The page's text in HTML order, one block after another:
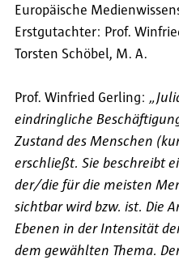
Europäische
Erstgutachter: Prof.
Torsten Schöbel, M. A.
Prof. Winfried Gerling:
eindringliche
Zustand des Menschen
erschließt. Sie beschreibt
der/die für die meisten
sichtbar wird bzw. ist. Die
Ebenen in der Intensität
dem gewählten Thema.